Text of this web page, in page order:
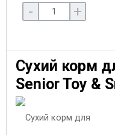
- +
Сухий корм
Senior Toy &